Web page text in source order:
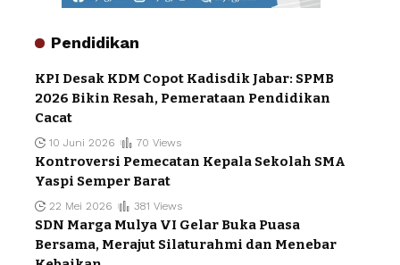
Pendidikan
KPI Desak KDM Copot Kadisdik Jabar: SPMB
2026 Bikin Resah, Pemerataan Pendidikan
Cacat
10 Juni 2026 70 Views
Kontroversi Pemecatan Kepala Sekolah SMA
Yaspi Semper Barat
22 Mei 2026 381 Views
SDN Marga Mulya VI Gelar Buka Puasa
Bersama, Merajut Silaturahmi dan Menebar